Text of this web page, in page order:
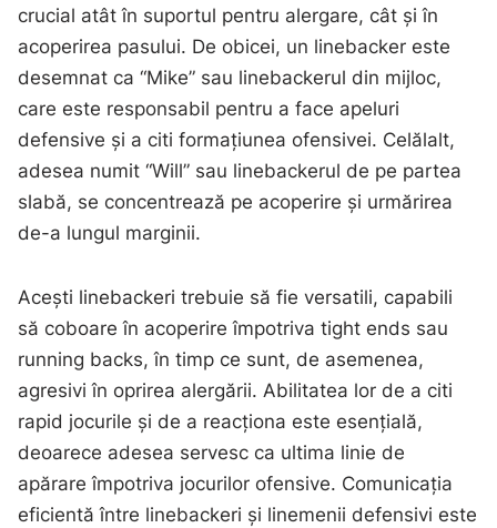
crucial atât în suportul pentru alergare, cât și în
acoperirea pasului. De obicei, un linebacker este
desemnat ca “Mike” sau linebackerul din mijloc,
care este responsabil pentru a face apeluri
defensive și a citi formațiunea ofensivei. Celălalt,
adesea numit “Will” sau linebackerul de pe partea
slabă, se concentrează pe acoperire și urmărirea
de-a lungul marginii.
Acești linebackeri trebuie să fie versatili, capabili
să coboare în acoperire împotriva tight ends sau
running backs, în timp ce sunt, de asemenea,
agresivi în oprirea alergării. Abilitatea lor de a citi
rapid jocurile și de a reacționa este esențială,
deoarece adesea servesc ca ultima linie de
apărare împotriva jocurilor ofensive. Comunicația
eficientă între linebackeri și linemenii defensivi este